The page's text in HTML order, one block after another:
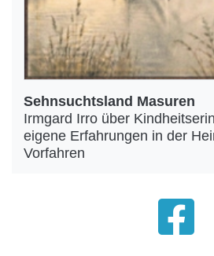
Sehnsuchtsland Masuren
Irmgard Irro über
eigene Erfahrungen in der
Vorfahren